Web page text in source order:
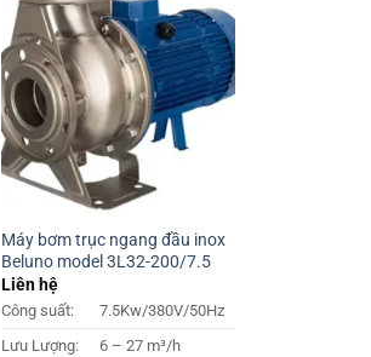
Máy bơm trục ngang đầu inox
Beluno model 3L32-200/7.5
Liên hệ
Công suất:
7.5Kw/380V/50Hz
Lưu Lượng:
6 – 27 m³/h